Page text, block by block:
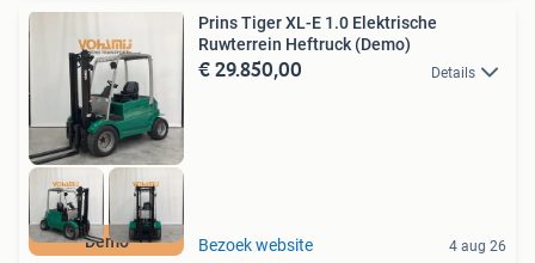
Demo
Prins Tiger XL-E 1.0 Elektrische
Ruwterrein Heftruck (Demo)
€ 29.850,00 Details
Bezoek website 4 aug 26